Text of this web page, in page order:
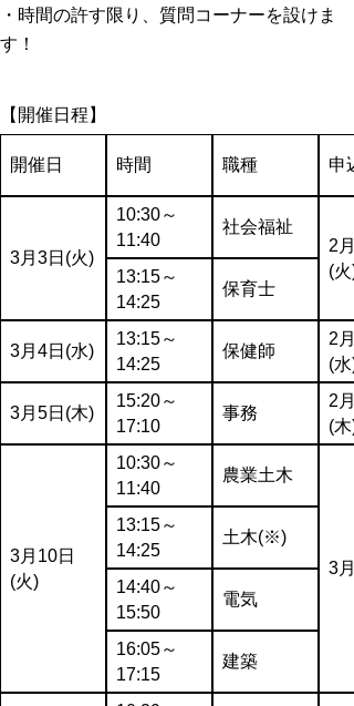
・時間の許す限り、質問コーナーを設けま
す！
【開催日程】
開催日 時間 職種 申
3月3日(火)
10:30～
11:40
社会福祉
2
(火)
13:15～
14:25
保育士
3月4日(水)
13:15～
14:25
保健師
2
(水)
3月5日(木)
15:20～
17:10
事務
2
(木)
3月10日
(火)
10:30～
11:40
農業土木
3
13:15～
14:25
土木(※)
14:40～
15:50
電気
16:05～
17:15
建築